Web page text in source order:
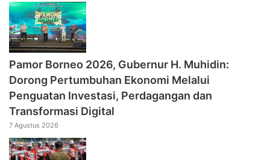
Pamor Borneo 2026, Gubernur H. Muhidin:
Dorong Pertumbuhan Ekonomi Melalui
Penguatan Investasi, Perdagangan dan
Transformasi Digital
7 Agustus 2026